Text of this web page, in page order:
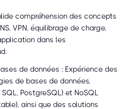
compréhension des concepts
VPN, équilibrage de charge,
dans les
de données : Expérience des
de bases de données,
PostgreSQL) et NoSQL
ainsi que des solutions